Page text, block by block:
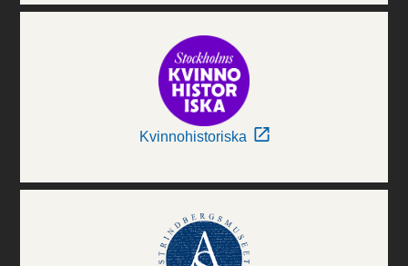
Kvinnohistoriska